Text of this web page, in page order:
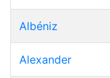
Albéniz
Alexander